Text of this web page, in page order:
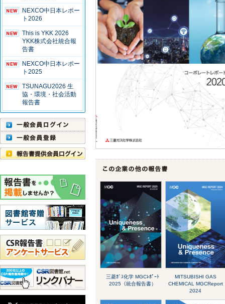
NEXCO中日本レポー
ト2026
This is YKK 2026
YKK株式会社統合報
告書
NEXCO中日本レポー
ト2025
TSUNAGU2026 生
協・環境・社会活動
報告書
三菱ｶﾞｽ化学 MGCﾚﾎﾟｰﾄ
2025（統合報告書）
MITSUBISHI GAS
CHEMICAL MGCReport
2024